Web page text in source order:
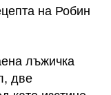
на Робин
лъжичка
две